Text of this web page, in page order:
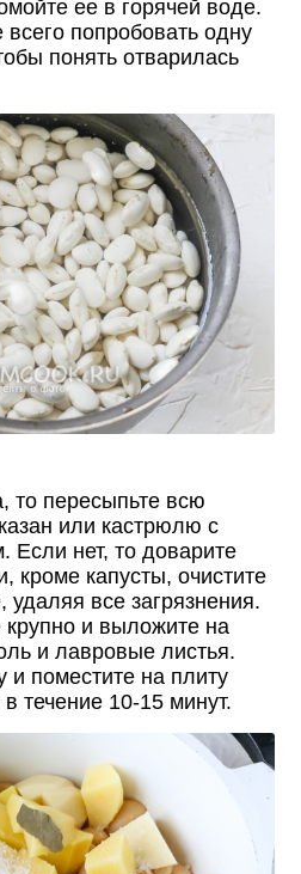
ее в горячей воде.
попробовать одну
понять отварилась
то пересыпьте всю
или кастрюлю с
Если нет, то доварите
капусты, очистите
все загрязнения.
и выложите на
и лавровые листья.
и поместите на плиту
течение 10-15 минут.